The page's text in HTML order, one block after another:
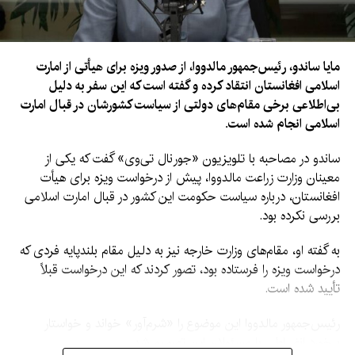
مایا ساندو، رئیس‌جمهور مالدووا، از صدور ویزه برای هیأتی از امارت
اسلامی افغانستان انتقاد کرده و گفته است که این سفر به دلیل
بی‌اطلاعی برخی مقام‌های دولتی از سیاست کشورشان در قبال امارت
اسلامی انجام شده است.
ساندو در مصاحبه با تلویزیون «جورنال تی‌وی» گفت که یکی از
معینان وزارت زراعت مالدووا، پیش از درخواست ویزه برای هیأت
افغانستان، درباره سیاست حکومت این کشور در قبال امارت اسلامی
بررسی نکرده بود.
به گفته او، مقام‌های وزارت خارجه نیز به دلیل مقام بلندپایه فردی که
درخواست ویزه را فرستاده بود، تصور کردند که این درخواست قبلاً
تأیید شده است.
برخورد انضباطی با مسئولان این تصمیم شد.